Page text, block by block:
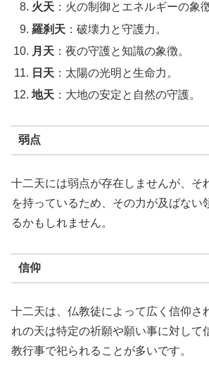
火天 ：火の制御とエネルギーの象徴
羅刹天 ：破壊力と守護力。
月天 ：夜の守護と知識の象徴。
日天 ：太陽の光明と生命力。
地天 ：大地の安定と自然の守護。
弱点
十二天には弱点が存在しませんが、そ
を持っているため、その力が及ばない
るかもしれません。
信仰
十二天は、仏教徒によって広く信仰さ
れの天は特定の祈願や願い事に対して
教行事で祀られることが多いです。